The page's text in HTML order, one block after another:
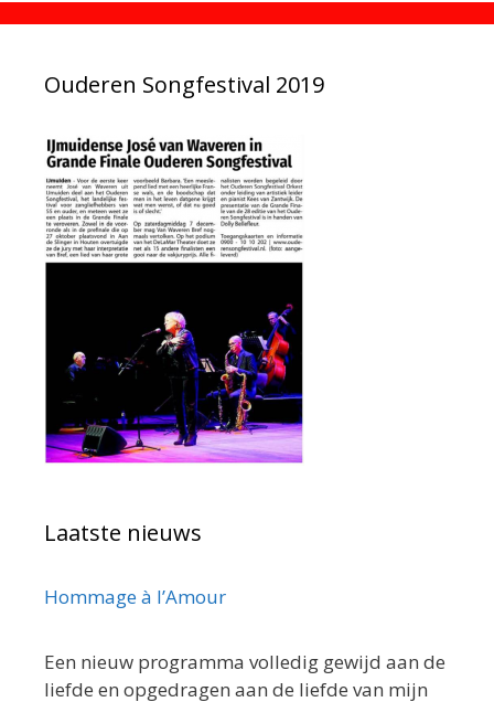
Ouderen Songfestival 2019
Laatste nieuws
Hommage à l’Amour
Een nieuw programma volledig gewijd aan de
liefde en opgedragen aan de liefde van mijn